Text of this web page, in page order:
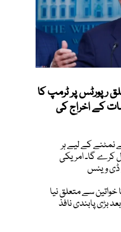
رپورٹس پر ٹرمپ کا
کے اخراج کی
نمٹنے کے لیے ہر
کرے گا۔ امریکی
وینس
خواتین سے متعلق نیا
بڑی پابندی نافذ